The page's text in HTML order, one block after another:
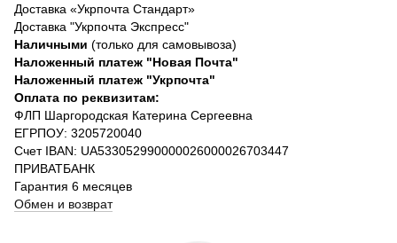
Доставка «Укрпочта Стандарт»
Доставка "Укрпочта Экспресс"
Наличными (только для самовывоза)
Наложенный платеж "Новая Почта"
Наложенный платеж "Укрпочта"
Оплата по реквизитам:
ФЛП Шаргородская Катерина Сергеевна
ЕГРПОУ: 3205720040
Счет IBAN: UA533052990000026000026703447
ПРИВАТБАНК
Гарантия 6 месяцев
Обмен и возврат